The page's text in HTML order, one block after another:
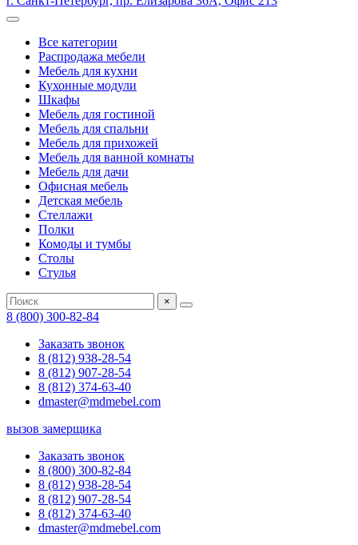
Все категории
Распродажа мебели
Мебель для кухни
Кухонные модули
Шкафы
Мебель для гостиной
Мебель для спальни
Мебель для прихожей
Мебель для ванной комнаты
Мебель для дачи
Офисная мебель
Детская мебель
Стеллажи
Полки
Комоды и тумбы
Столы
Стулья
×
8 (800) 300-82-84
Заказать звонок
8 (812) 938-28-54
8 (812) 907-28-54
8 (812) 374-63-40
dmaster@mdmebel.com
вызов замерщика
Заказать звонок
8 (800) 300-82-84
8 (812) 938-28-54
8 (812) 907-28-54
8 (812) 374-63-40
dmaster@mdmebel.com